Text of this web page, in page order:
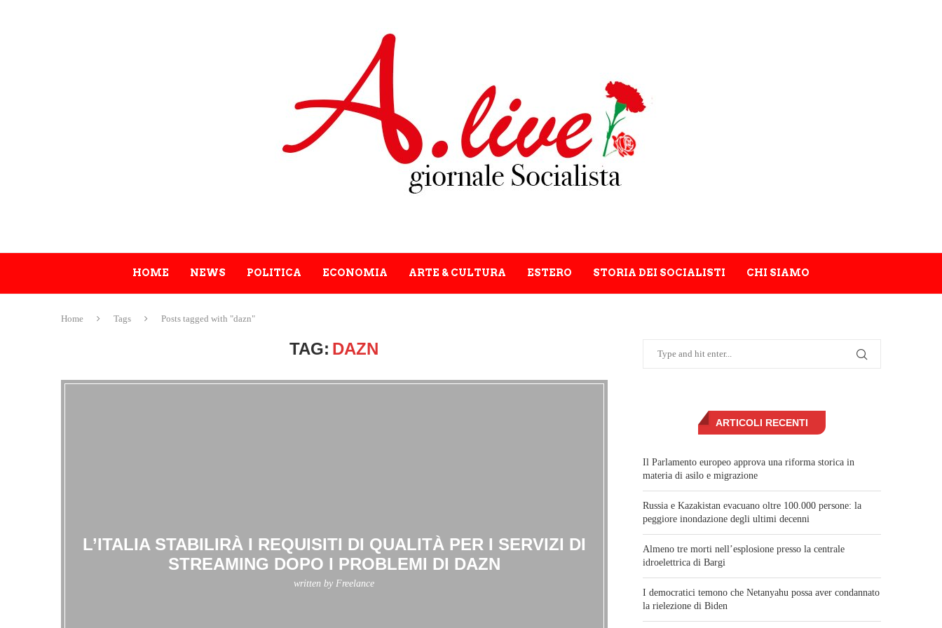
HOME NEWS POLITICA ECONOMIA ARTE & CULTURA ESTERO STORIA DEI SOCIALISTI CHI SIAMO
Home Tags Posts tagged with "dazn"
TAG: DAZN
L’ITALIA STABILIRÀ I REQUISITI DI QUALITÀ PER I SERVIZI DI
STREAMING DOPO I PROBLEMI DI DAZN
written by Freelance
ARTICOLI RECENTI
Il Parlamento europeo approva una riforma storica in
materia di asilo e migrazione
Russia e Kazakistan evacuano oltre 100.000 persone: la
peggiore inondazione degli ultimi decenni
Almeno tre morti nell’esplosione presso la centrale
idroelettrica di Bargi
I democratici temono che Netanyahu possa aver condannato
la rielezione di Biden